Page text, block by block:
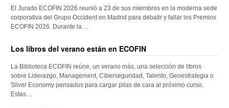
El Jurado ECOFIN 2026 reunió a 23 de sus miembros en la moderna sede
corporativa del Grupo Occident en Madrid para debatir y fallar los Premios
ECOFIN 2026. Durante la…
Los libros del verano están en ECOFIN
La Biblioteca ECOFIN reúne, un verano más, una selección de libros
sobre Liderazgo, Management, Ciberseguridad, Talento, Geoestrategia o
Silver Economy pensados para cargar pilas de cara al próximo curso.
Estas…